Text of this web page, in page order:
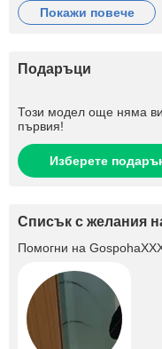
покажи повече
Подаръци
Този модел още няма
първия!
Изберете
Списък с желания
Помогни на